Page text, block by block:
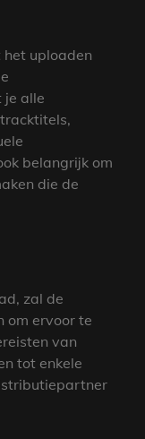
uploaden
je alle
belangrijk om
die de
zal de
om ervoor te
van
tot enkele